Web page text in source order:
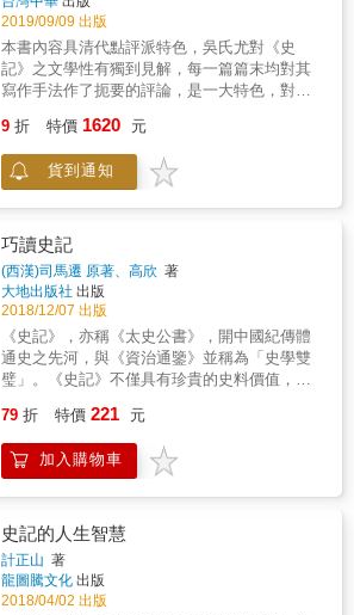
2019/09/09 出版
本書內容具清代點評派特色，吳氏尤對《史
記》之文學性有獨到見解，每一篇篇末均對其
寫作手法作了扼要的評論，是一大特色，對於
見思生前未能刻印出版，在身後由吳興祚刊
刻，得以傳世。
9 折 特價 1620 元
貨到通知
巧讀史記
(西漢)司馬遷 原著、高欣 著
大地出版社 出版
2018/12/07 出版
《史記》，亦稱《太史公書》，開中國紀傳體
通史之先河，與《資治通鑒》並稱為「史學雙
璧」。《史記》不僅具有珍貴的史料價值，記
忠於史實，又靈活、有趣，而且是一部優秀的
文學作品──司馬遷像詩人、畫家、文學家一
樣，用生動的語言、傳神的筆力、充沛的情
流傳的六十五則經典故事，語言通俗，敘述精
彩，並為生僻字逐一注音，不僅可以幫助學生
實現無障礙閱讀，還有助於培養學生的進取心
和自強精神。
79 折 特價 221 元
加入購物車
史記的人生智慧
計正山 著
龍圖騰文化 出版
2018/04/02 出版